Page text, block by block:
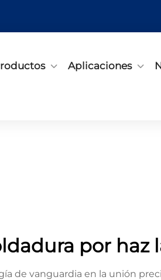
Aplicaciones
por haz
de vanguardia en la unión